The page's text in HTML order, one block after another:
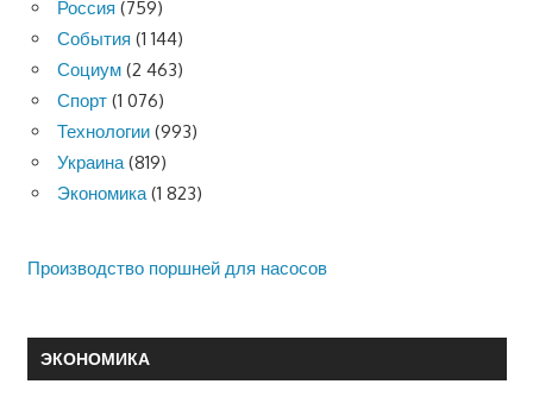
Россия (759)
События (1 144)
Социум (2 463)
Спорт (1 076)
Технологии (993)
Украина(819)
Экономика(1 823)
Производство поршней для насосов
ЭКОНОМИКА